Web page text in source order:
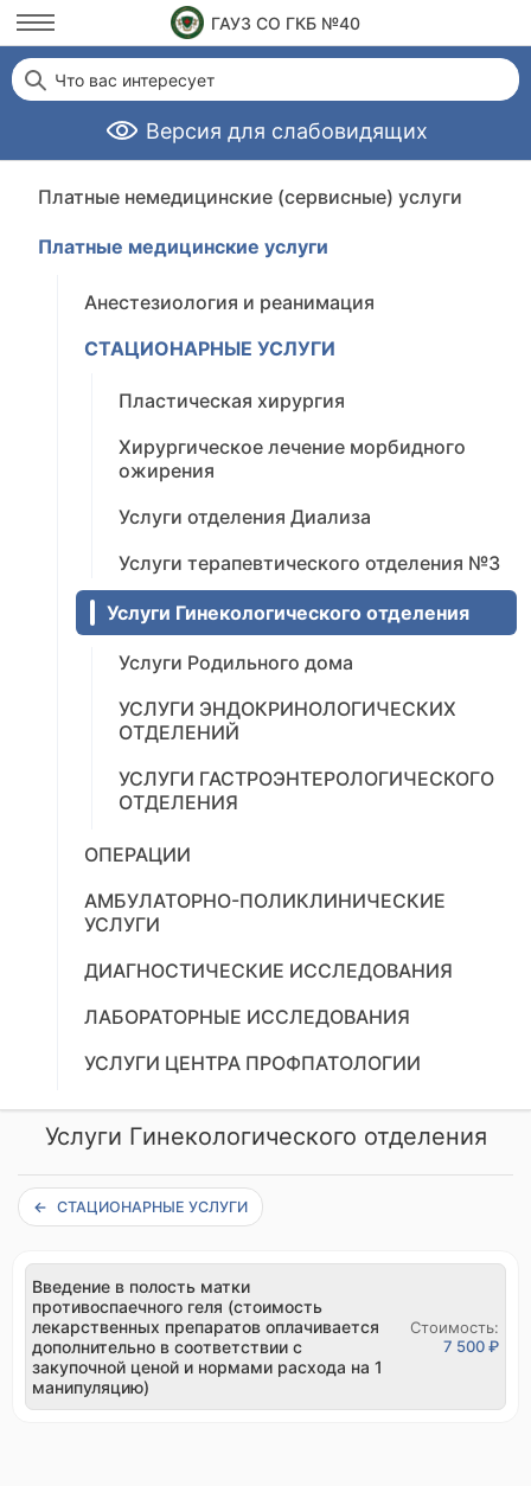
ГАУЗ СО ГКБ №40
Версия для слабовидящих
Что вас интересует
Платные немедицинские (сервисные) услуги
Платные медицинские услуги
Анестезиология и реанимация
СТАЦИОНАРНЫЕ УСЛУГИ
Пластическая хирургия
Хирургическое лечение морбидного
ожирения
Услуги отделения Диализа
Услуги терапевтического отделения №3
Услуги Гинекологического отделения
Услуги Родильного дома
УСЛУГИ ЭНДОКРИНОЛОГИЧЕСКИХ
ОТДЕЛЕНИЙ
УСЛУГИ ГАСТРОЭНТЕРОЛОГИЧЕСКОГО
ОТДЕЛЕНИЯ
ОПЕРАЦИИ
АМБУЛАТОРНО-ПОЛИКЛИНИЧЕСКИЕ
УСЛУГИ
ДИАГНОСТИЧЕСКИЕ ИССЛЕДОВАНИЯ
ЛАБОРАТОРНЫЕ ИССЛЕДОВАНИЯ
УСЛУГИ ЦЕНТРА ПРОФПАТОЛОГИИ
Услуги Гинекологического отделения
СТАЦИОНАРНЫЕ УСЛУГИ
Введение в полость матки
противоспаечного геля (стоимость
лекарственных препаратов оплачивается
дополнительно в соответствии с
закупочной ценой и нормами расхода на 1
манипуляцию)
Стоимость:
7 500 ₽